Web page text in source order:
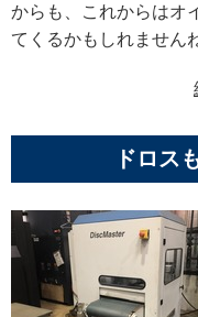
からも、これからはオ
てくるかもしれません
ドロス